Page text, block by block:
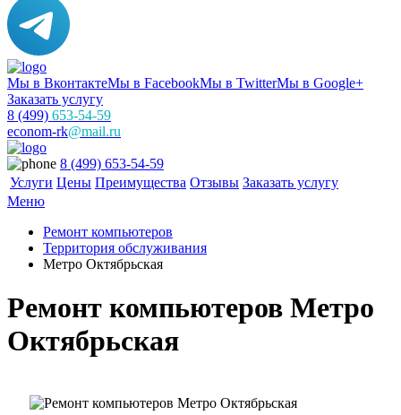
Мы в ВконтактеМы в FacebookМы в TwitterМы в Google+
Заказать услугу
8 (499) 653-54-59
econom-rk@mail.ru
8 (499) 653-54-59
Услуги Цены Преимущества Отзывы Заказать услугу
Меню
Ремонт компьютеров
Территория обслуживания
Метро Октябрьская
Ремонт компьютеров Метро
Октябрьская